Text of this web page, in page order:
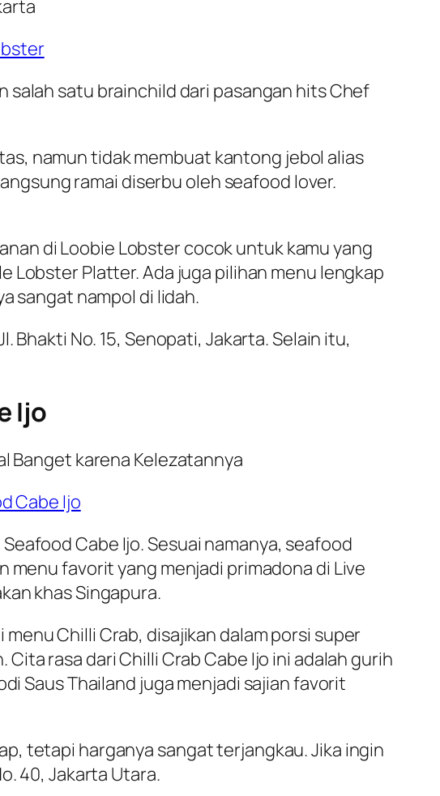
salah satu brainchild dari pasangan hits Chef
namun tidak membuat kantong jebol alias
ramai diserbu oleh seafood lover.
di Loobie Lobster cocok untuk kamu yang
Lobster Platter. Ada juga pilihan menu lengkap
sangat nampol di lidah.
Bhakti No. 15, Senopati, Jakarta. Selain itu,
Ijo
Cabe Ijo
Cabe Ijo. Sesuai namanya, seafood
menu favorit yang menjadi primadona di Live
khas Singapura.
Chilli Crab, disajikan dalam porsi super
rasa dari Chilli Crab Cabe Ijo ini adalah gurih
Saus Thailand juga menjadi sajian favorit
tetapi harganya sangat terjangkau. Jika ingin
40, Jakarta Utara.